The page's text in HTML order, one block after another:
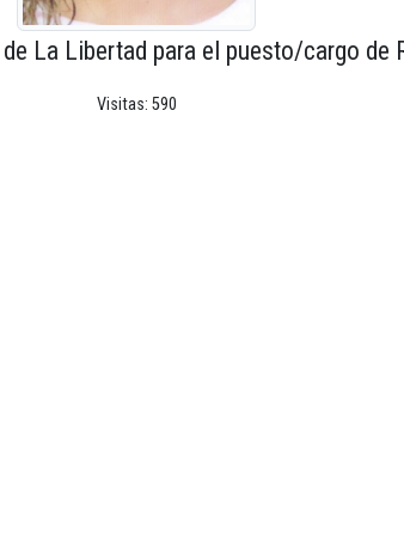
La Libertad para el puesto/cargo de
Visitas: 590